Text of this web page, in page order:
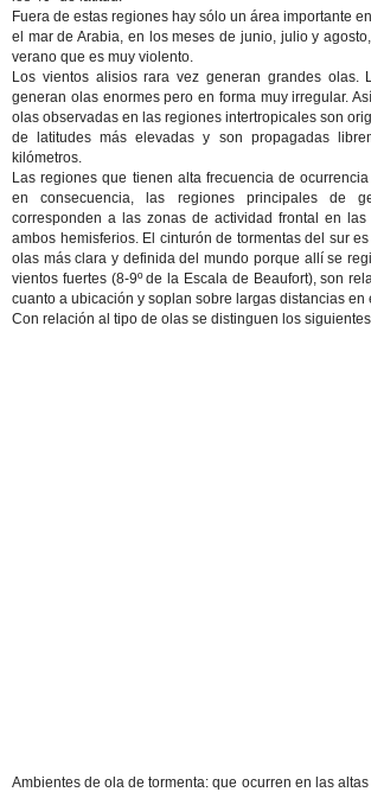
Fuera de estas regiones hay sólo un área importante
el mar de Arabia, en los meses de junio, julio y
verano que es muy violento.
Los vientos alisios rara vez generan grandes olas.
generan olas enormes pero en forma muy irregular.
olas observadas en las regiones intertropicales son
de latitudes más elevadas y son propagadas
kilómetros.
Las regiones que tienen alta frecuencia de
en consecuencia, las regiones principales de
corresponden a las zonas de actividad frontal en
ambos hemisferios. El cinturón de tormentas del sur
olas más clara y definida del mundo porque allí se
vientos fuertes (8-9º de la Escala de Beaufort), son
cuanto a ubicación y soplan sobre largas distancias en
Con relación al tipo de olas se distinguen los
Ambientes de ola de tormenta: que ocurren en las